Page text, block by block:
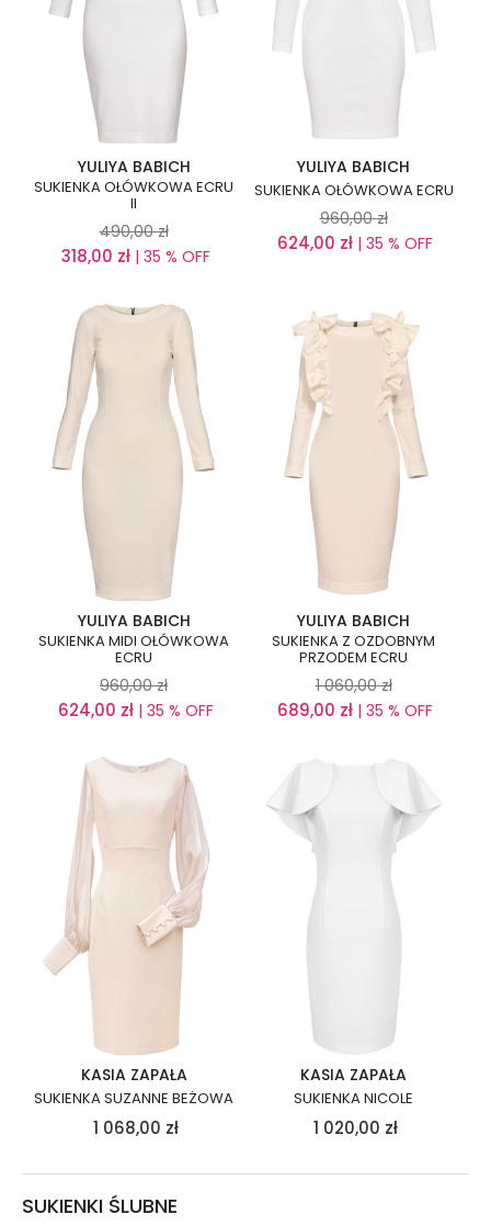
YULIYA BABICH
SUKIENKA OŁÓWKOWA ECRU
II
490,00 zł
318,00 zł| 35 % OFF
YULIYA BABICH
SUKIENKA OŁÓWKOWA ECRU
960,00 zł
624,00 zł | 35 % OFF
YULIYA BABICH
SUKIENKA MIDI OŁÓWKOWA
ECRU
960,00 zł
624,00 zł| 35 % OFF
YULIYA BABICH
SUKIENKA Z OZDOBNYM
PRZODEM ECRU
1 060,00 zł
689,00 zł | 35 % OFF
KASIA ZAPAŁA
SUKIENKA SUZANNE BEŻOWA
1 068,00 zł
KASIA ZAPAŁA
SUKIENKA NICOLE
1 020,00 zł
SUKIENKI ŚLUBNE